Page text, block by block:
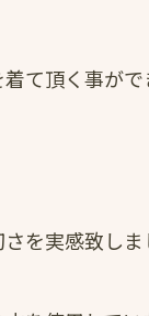
て頂く事がで
を実感致しま